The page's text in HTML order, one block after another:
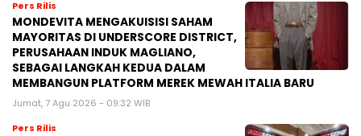
Pers Rilis
MONDEVITA MENGAKUISISI SAHAM
MAYORITAS DI UNDERSCORE DISTRICT,
PERUSAHAAN INDUK MAGLIANO,
SEBAGAI LANGKAH KEDUA DALAM
MEMBANGUN PLATFORM MEREK MEWAH ITALIA BARU
Jumat, 7 Agu 2026 - 09:32 WIB
Pers Rilis